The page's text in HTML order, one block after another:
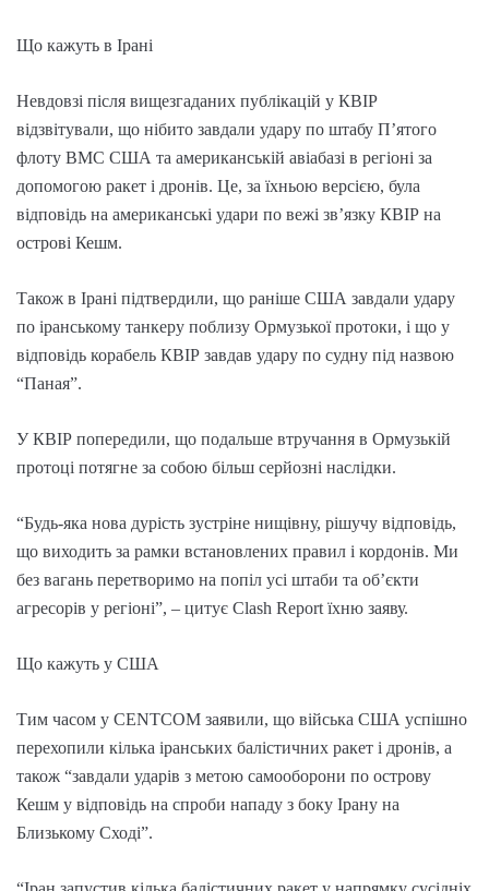
Що кажуть в Ірані
Невдовзі після вищезгаданих публікацій у КВІР
відзвітували, що нібито завдали удару по штабу П’ятого
флоту ВМС США та американській авіабазі в регіоні за
допомогою ракет і дронів. Це, за їхньою версією, була
відповідь на американські удари по вежі зв’язку КВІР на
острові Кешм.
Також в Ірані підтвердили, що раніше США завдали удару
по іранському танкеру поблизу Ормузької протоки, і що у
відповідь корабель КВІР завдав удару по судну під назвою
“Паная”.
У КВІР попередили, що подальше втручання в Ормузькій
протоці потягне за собою більш серйозні наслідки.
“Будь-яка нова дурість зустріне нищівну, рішучу відповідь,
що виходить за рамки встановлених правил і кордонів. Ми
без вагань перетворимо на попіл усі штаби та об’єкти
агресорів у регіоні”, – цитує Clash Report їхню заяву.
Що кажуть у США
Тим часом у CENTCOM заявили, що війська США успішно
перехопили кілька іранських балістичних ракет і дронів, а
також “завдали ударів з метою самооборони по острову
Кешм у відповідь на спроби нападу з боку Ірану на
Близькому Сході”.